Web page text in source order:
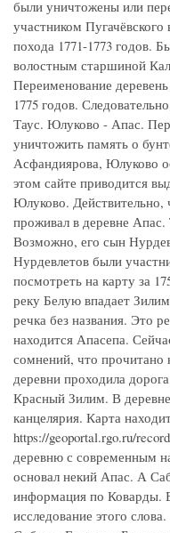
были уничтожены или
участником Пугачёвского
похода 1771-1773 годов.
волостным старшиной
Переименование
1775 годов.
Таус. Юлуково - Апас.
уничтожить память о
Асфандиярова, Юлуково
этом сайте приводится
Юлуково. Действительно,
проживал в деревне
Возможно, его сын
Нурдевлетов были
посмотреть на карту за
реку Белую впадает
речка без названия. Это
находится Апасепа.
сомнений, что прочитано
деревни проходила
Красный Зилим. В
канцелярия. Карта
https://geoportal.rgo.ru/
деревню с современным
основал некий Апас. А
информация по Коварды.
исследование этого